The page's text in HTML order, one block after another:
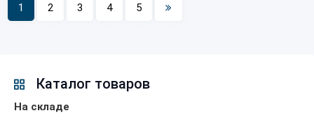
1 2 3 4 5
Каталог товаров
На складе